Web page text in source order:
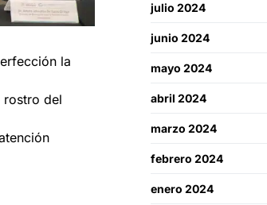
la
rostro del
julio 2024
junio 2024
mayo 2024
abril 2024
marzo 2024
febrero 2024
enero 2024